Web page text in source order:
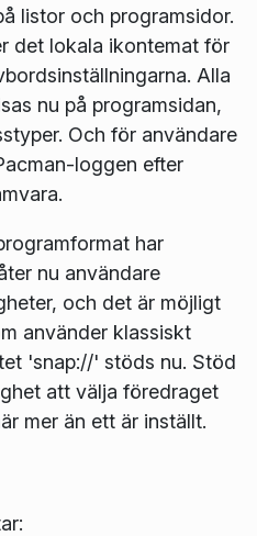
listor och programsidor.
det lokala ikontemat för
Alla
nu på programsidan,
Och för användare
loggen efter
har
nu användare
och det är möjligt
använder klassiskt
'snap://' stöds nu. Stöd
att välja föredraget
mer än ett är inställt.